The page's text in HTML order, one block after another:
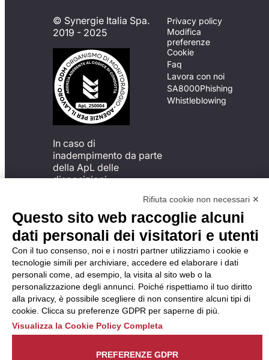
© Synergie Italia Spa.
2019 - 2025
In caso di
inadempimento da parte
della ApL delle
disposizioni
possibile presentare un
reclamo
all’Organismo di
Monitoraggio utilizzando
una delle modalità
descritte al seguente
indirizzo web
https://odm-
agenzielavoro.it/reclami/.
Privacy policy
Modifica
preferenze
Cookie
Faq
Lavora con noi
SA8000Phishing
Whistleblowing
Rifiuta cookie non necessari ✕
Questo sito web raccoglie alcuni
dati personali dei visitatori e utenti
Con il tuo consenso, noi e i nostri partner utilizziamo i cookie e
tecnologie simili per archiviare, accedere ed elaborare i dati
personali come, ad esempio, la visita al sito web o la
personalizzazione degli annunci. Poiché rispettiamo il tuo diritto
alla privacy, è possibile scegliere di non consentire alcuni tipi di
cookie. Clicca su preferenze GDPR per saperne di più.
Visualizza la Cookie Policy Completa
PREFERENZE GDPR